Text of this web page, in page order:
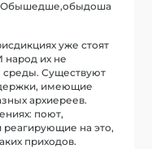
“Обышедше,обыдоша
уже стоят
народ их не
среды. Существуют
имеющие
архиереев.
поют,
реагирующие на это,
приходов.